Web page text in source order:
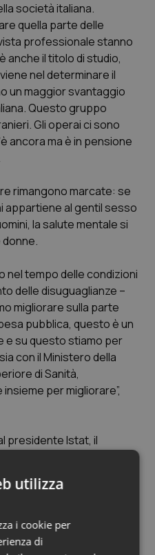
Testa Collo
società italiana.
quella parte delle
professionale stanno
anche il titolo di studio,
nel determinare il
un maggior svantaggio
Questo gruppo
Gli operai ci sono
ancora ma è in pensione
rimangono marcate: se
appartiene al gentil sesso
la salute mentale si
nel tempo delle condizioni
delle disuguaglianze –
migliorare sulla parte
pubblica, questo è un
e su questo stiamo per
con il Ministero della
di Sanità,
per migliorare”,
presidente Istat, il
dimissionario
“oggi, uno dei grandi
in sede politico-
in termini
che dovrebbe essere
utilizza
i cookie per
di